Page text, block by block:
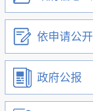
依申请公开
政府公报